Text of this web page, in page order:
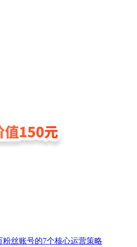
丝账号的7个核心运营策略